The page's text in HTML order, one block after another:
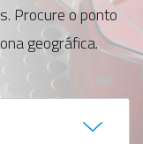
Procure o ponto
geográfica.